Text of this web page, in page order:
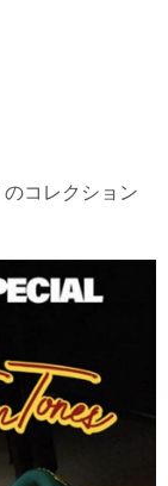
のコレクション